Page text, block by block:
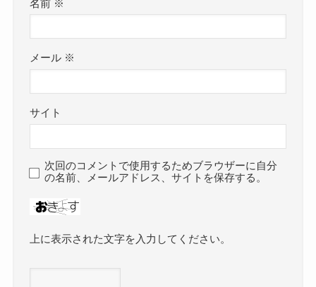
名前 ※
メール ※
サイト
次回のコメントで使用するためブラウザーに自分
の名前、メールアドレス、サイトを保存する。
上に表示された文字を入力してください。